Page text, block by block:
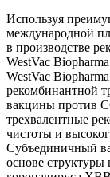
Используя
международной
в производстве
WestVac
WestVac
рекомбинантной
вакцины против
трехвалентные
чистоты и
Субъединичный
основе